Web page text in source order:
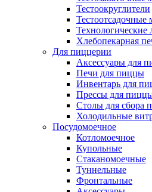
Тестоокруглители
Технологические
Хлебопекарная
Для пиццерии
Аксессуары для
Печи для пиццы
Инвентарь для
Прессы для
Столы для сбора
Холодильные
Посудомоечное
Котломоечное
Купольные
Стаканомоечные
Туннельные
Фронтальные